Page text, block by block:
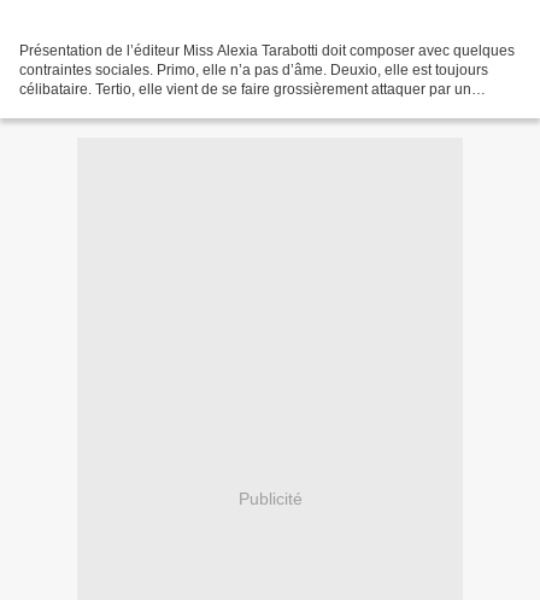
Présentation de l’éditeur Miss Alexia Tarabotti doit composer avec quelques
contraintes sociales. Primo, elle n’a pas d’âme. Deuxio, elle est toujours
célibataire. Tertio, elle vient de se faire grossièrement attaquer par un
Publicité